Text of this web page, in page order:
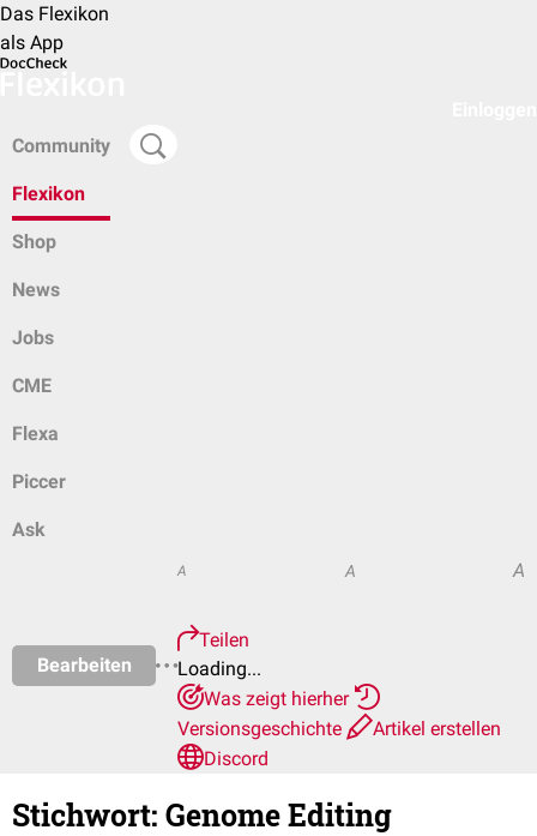
Das Flexikon
als App
Community
Flexikon
Shop
News
Jobs
CME
Flexa
Piccer
Ask
Bearbeiten
A A A
Teilen
Loading...
Was zeigt hierher
Versionsgeschichte
Artikel erstellen
Discord
Stichwort: Genome Editing